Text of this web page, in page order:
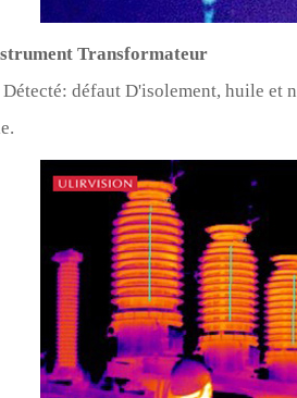
Transformateur
Détecté: défaut D'isolement, huile et